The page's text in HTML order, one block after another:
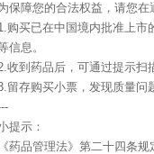
保障您的合法权益，请您在
购买已在中国境内批准上市
信息。
收到药品后，可通过提示扫
留存购买小票，发现质量问
提示：
《药品管理法》第二十四条